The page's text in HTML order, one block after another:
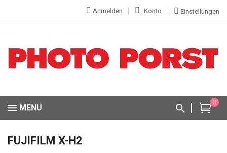
Einstellungen
Konto
Anmelden
0
MENU
FUJIFILM X-H2